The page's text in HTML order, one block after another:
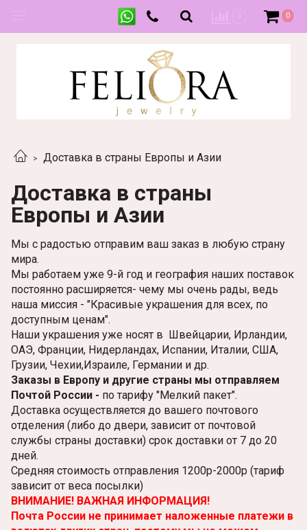
0
Доставка в страны Европы и Азии
Доставка в страны
Европы и Азии
Мы с радостью отправим ваш заказ в любую страну
мира.
Мы работаем уже 9-й год и география наших поставок
постоянно расширяется- чему мы очень рады, ведь
наша миссия - "Красивые украшения для всех, по
доступным ценам".
Наши украшения уже носят в Швейцарии, Ирландии,
ОАЭ, Франции, Нидерландах, Испании, Италии, США,
Грузии, Чехии,Израиле, Германии и др.
Заказы в Европу и другие страны мы отправляем
Почтой России - по тарифу "Мелкий пакет".
Доставка осуществляется до вашего почтового
отделения (либо до двери, зависит от почтовой
службы страны доставки) срок доставки от 7 до 20
дней.
Средняя стоимость отправления 1200р-2000р (тариф
зависит от веса посылки)
ВНИМАНИЕ! ВАЖНАЯ ИНФОРМАЦИЯ!
Почта России не принимает наложенные платежи в